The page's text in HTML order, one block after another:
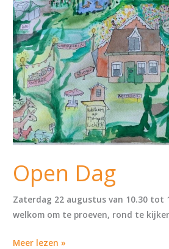
Open Dag
Zaterdag 22 augustus van 10.30 tot
welkom om te proeven, rond te
Meer lezen »